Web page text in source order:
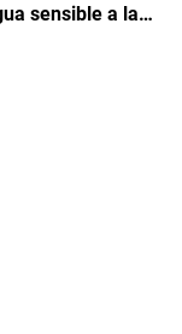
sensible a la